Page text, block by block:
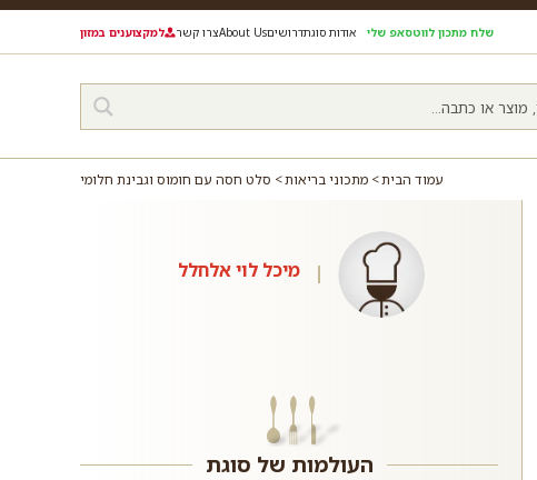
שלח מתכון לווטסאפ שלי אודות סוגתדרושיםAbout Usצרו קשר למקצוענים במזון
עמוד הבית מתכוני בריאות סלט חסה עם חומוס וגבינת חלומי
מיכל לוי אלחלל
העולמות של סוגת